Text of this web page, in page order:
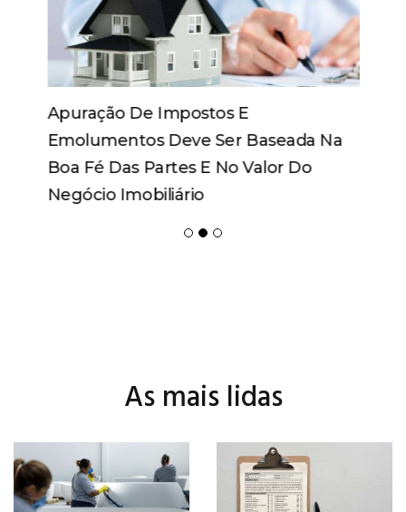
Apuração De Impostos E
Emolumentos Deve Ser Baseada Na
Boa Fé Das Partes E No Valor Do
Negócio Imobiliário
As mais lidas